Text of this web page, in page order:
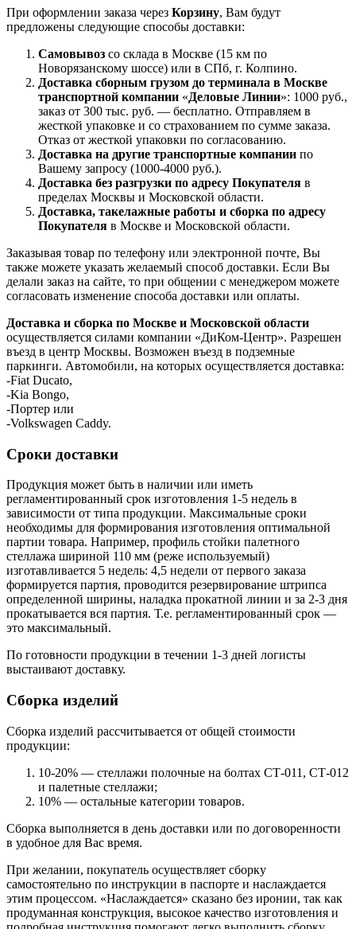
При оформлении заказа через Корзину, Вам будут
предложены следующие способы доставки:
Самовывоз со склада в Москве (15 км по
Новорязанскому шоссе) или в СПб, г. Колпино.
Доставка сборным грузом до терминала в Москве
транспортной компании «Деловые Линии»: 1000 руб.,
заказ от 300 тыс. руб. — бесплатно. Отправляем в
жесткой упаковке и со страхованием по сумме заказа.
Отказ от жесткой упаковки по согласованию.
Доставка на другие транспортные компании по
Вашему запросу (1000-4000 руб.).
Доставка без разгрузки по адресу Покупателя в
пределах Москвы и Московской области.
Доставка, такелажные работы и сборка по адресу
Покупателя в Москве и Московской области.
Заказывая товар по телефону или электронной почте, Вы
также можете указать желаемый способ доставки. Если Вы
делали заказ на сайте, то при общении с менеджером можете
согласовать изменение способа доставки или оплаты.
Доставка и сборка по Москве и Московской области
осуществляется силами компании «ДиКом-Центр». Разрешен
въезд в центр Москвы. Возможен въезд в подземные
паркинги. Автомобили, на которых осуществляется доставка:
-Fiat Ducato,
-Kia Bongo,
-Портер или
-Volkswagen Caddy.
Сроки доставки
Продукция может быть в наличии или иметь
регламентированный срок изготовления 1-5 недель в
зависимости от типа продукции. Максимальные сроки
необходимы для формирования изготовления оптимальной
партии товара. Например, профиль стойки палетного
стеллажа шириной 110 мм (реже используемый)
изготавливается 5 недель: 4,5 недели от первого заказа
формируется партия, проводится резервирование штрипса
определенной ширины, наладка прокатной линии и за 2-3 дня
прокатывается вся партия. Т.е. регламентированный срок —
это максимальный.
По готовности продукции в течении 1-3 дней логисты
выстаивают доставку.
Сборка изделий
Сборка изделий рассчитывается от общей стоимости
продукции:
10-20% — стеллажи полочные на болтах СТ-011, СТ-012
и палетные стеллажи;
10% — остальные категории товаров.
Сборка выполняется в день доставки или по договоренности
в удобное для Вас время.
При желании, покупатель осуществляет сборку
самостоятельно по инструкции в паспорте и наслаждается
этим процессом. «Наслаждается» сказано без иронии, так как
продуманная конструкция, высокое качество изготовления и